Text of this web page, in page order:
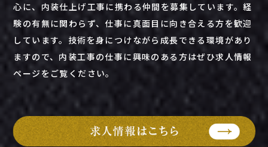
心に、内装仕上げ工事に携わる仲間を募集しています。経
験の有無に関わらず、仕事に真面目に向き合える方を歓迎
しています。技術を身につけながら成長できる環境があり
ますので、内装工事の仕事に興味のある方はぜひ求人情報
ページをご覧ください。